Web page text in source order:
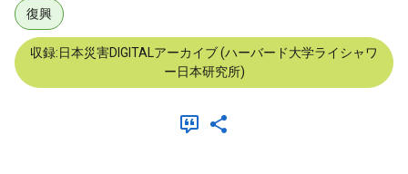
復興
収録:日本災害DIGITALアーカイブ (ハーバード大学ライシャワ
ー日本研究所)